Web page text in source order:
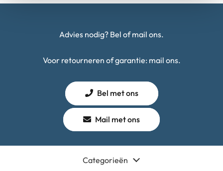
Advies nodig? Bel of mail ons.
Voor retourneren of garantie: mail ons.
Bel met ons
Mail met ons
Categorieën